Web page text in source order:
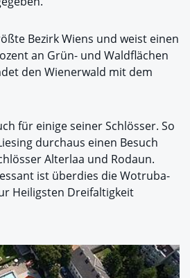
Bezirk Wiens und weist einen
an Grün- und Waldflächen
den Wienerwald mit dem
für einige seiner Schlösser. So
durchaus einen Besuch
Alterlaa und Rodaun.
ist überdies die Wotruba-
Heiligsten Dreifaltigkeit